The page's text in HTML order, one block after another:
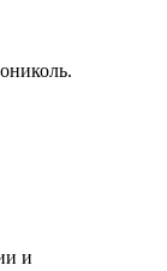
и